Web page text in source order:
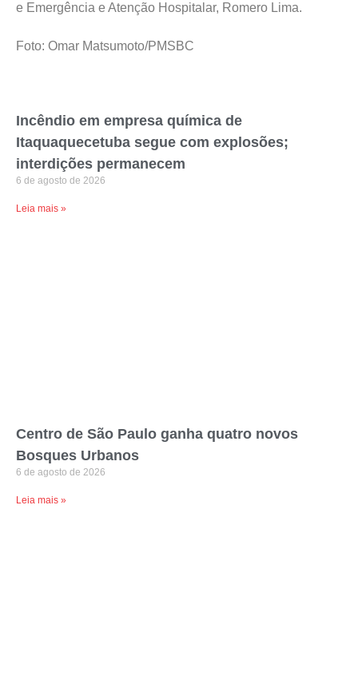
e Emergência e Atenção Hospitalar, Romero Lima.
Foto: Omar Matsumoto/PMSBC
Incêndio em empresa química de
Itaquaquecetuba segue com explosões;
interdições permanecem
6 de agosto de 2026
Leia mais »
Centro de São Paulo ganha quatro novos
Bosques Urbanos
6 de agosto de 2026
Leia mais »